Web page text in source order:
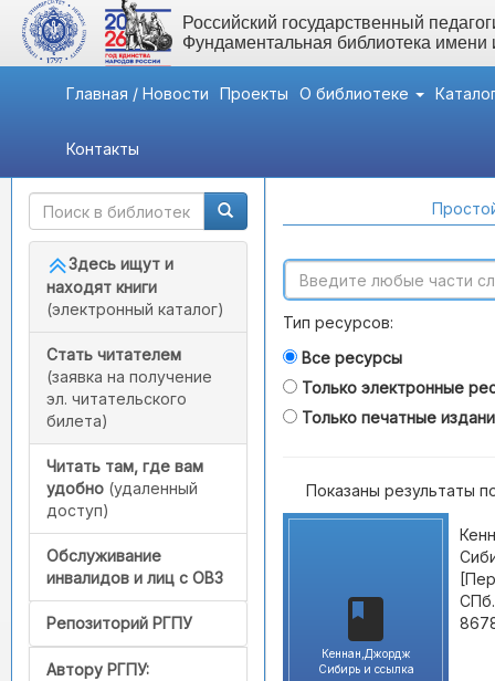
Российский государственный
Фундаментальная библиотека
Главная / Новости Проекты О библиотеке
Контакты
Быстрый доступ
Здесь ищут и
находят книги
(электронный каталог)
Стать читателем
(заявка на получение
эл. читательского
билета)
Читать там, где вам
удобно (удаленный
доступ)
Обслуживание
инвалидов и лиц с ОВЗ
Репозиторий РГПУ
Автору РГПУ:
Тип ресурсов:
Все ресурсы
Только электронные
Только печатные
Показаны результаты
Кеннан,Джордж
Сибирь и ссылка